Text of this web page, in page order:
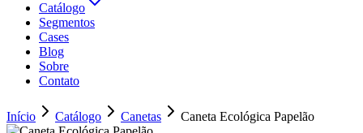
Catálogo
Segmentos
Cases
Blog
Sobre
Contato
Início Catálogo Canetas Caneta Ecológica Papelão